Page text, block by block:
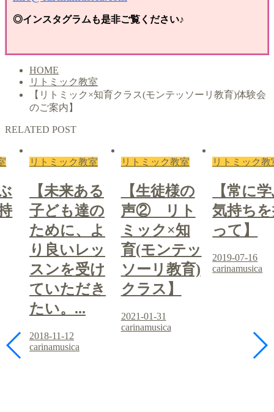
◎インスタグラムも是非ご覧ください♪
HOME
リトミック教室
【リトミック×知育クラス(モンテッソーリ教育)体験会
のご案内】
RELATED POST
リトミック教室
【未来ある
子ども達の
ために、よ
り良いレッ
スンを受け
ていただき
たい。...
2018-11-12
carinamusica
リトミック教室
【生徒様の
声② リト
ミック×知
育(モンテッ
ソーリ教育)
クラス】
2021-01-31
carinamusica
リトミック教
【常に
気持ち
って】
2019-07-16
carinamusica